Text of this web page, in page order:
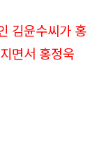
김윤수씨가 홍
면서 홍정욱